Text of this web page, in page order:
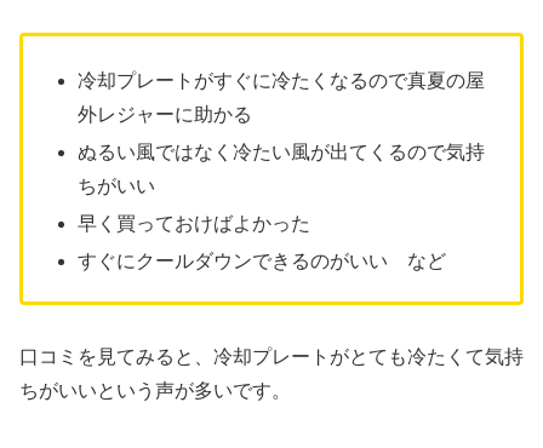
冷却プレートがすぐに冷たくなるので真夏の屋
外レジャーに助かる
ぬるい風ではなく冷たい風が出てくるので気持
ちがいい
早く買っておけばよかった
すぐにクールダウンできるのがいい など
口コミを見てみると、冷却プレートがとても冷たくて気持
ちがいいという声が多いです。